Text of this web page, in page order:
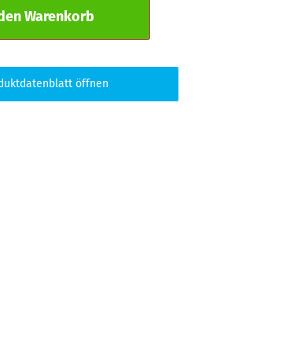
Warenkorb
öffnen